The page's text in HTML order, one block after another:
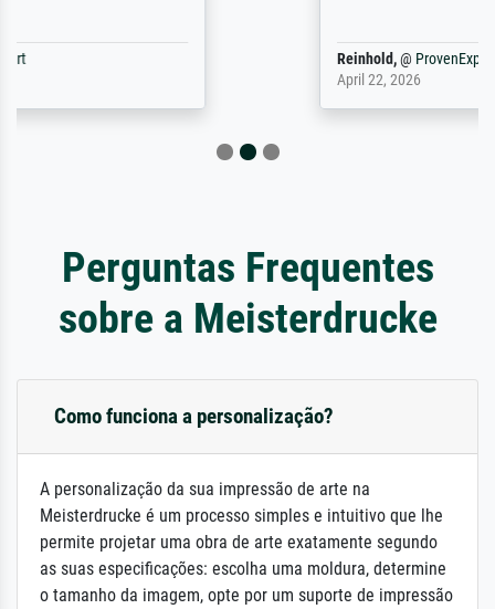
Perguntas Frequentes
sobre a Meisterdrucke
Como funciona a personalização?
A personalização da sua impressão de arte na
Meisterdrucke é um processo simples e intuitivo que lhe
permite projetar uma obra de arte exatamente segundo
as suas especificações: escolha uma moldura, determine
o tamanho da imagem, opte por um suporte de impressão